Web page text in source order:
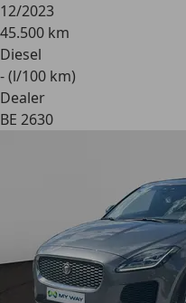
12/2023
45.500 km
Diesel
- (l/100 km)
Dealer
BE 2630